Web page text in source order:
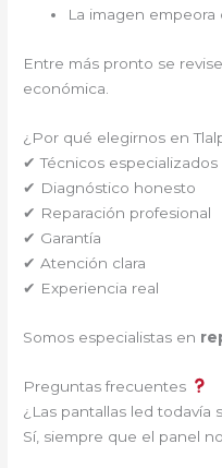
La imagen
Entre más pronto se
económica.
¿Por qué elegirnos en
✔ Técnicos especializados
✔ Diagnóstico honesto
✔ Reparación profesional
✔ Garantía
✔ Atención clara
✔ Experiencia real
Somos especialistas en
Preguntas frecuentes
¿Las pantallas led todavía
Sí, siempre que el panel